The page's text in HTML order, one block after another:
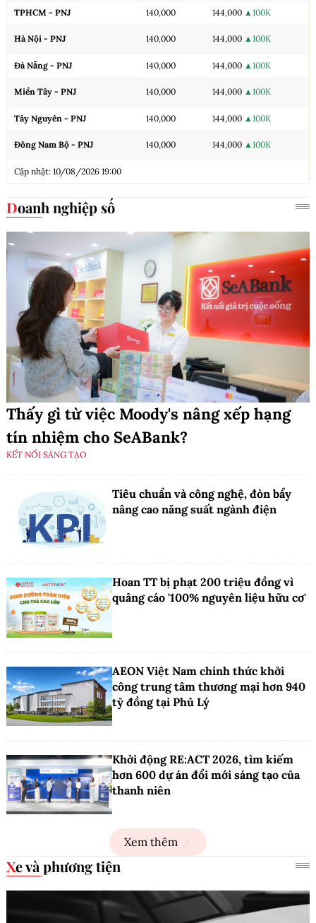
TPHCM - PNJ 140,000 144,000 ▲100K
Hà Nội - PNJ 140,000 144,000 ▲100K
Đà Nẵng - PNJ 140,000 144,000 ▲100K
Miền Tây - PNJ 140,000 144,000 ▲100K
Tây Nguyên - PNJ 140,000 144,000 ▲100K
Đông Nam Bộ - PNJ 140,000 144,000 ▲100K
Cập nhật: 10/08/2026 19:00
Doanh nghiệp số
Thấy gì từ việc Moody's nâng xếp hạng
tín nhiệm cho SeABank?
KẾT NỐI SÁNG TẠO
Tiêu chuẩn và công nghệ, đòn bẩy
nâng cao năng suất ngành điện
Hoan TT bị phạt 200 triệu đồng vì
quảng cáo '100% nguyên liệu hữu cơ'
AEON Việt Nam chính thức khởi
công trung tâm thương mại hơn 940
tỷ đồng tại Phủ Lý
Khởi động RE:ACT 2026, tìm kiếm
hơn 600 dự án đổi mới sáng tạo của
thanh niên
Xem thêm
Xe và phương tiện